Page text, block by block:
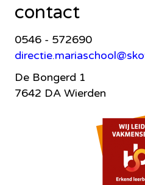
contact
0546 - 572690
De Bongerd 1
7642 DA Wierden